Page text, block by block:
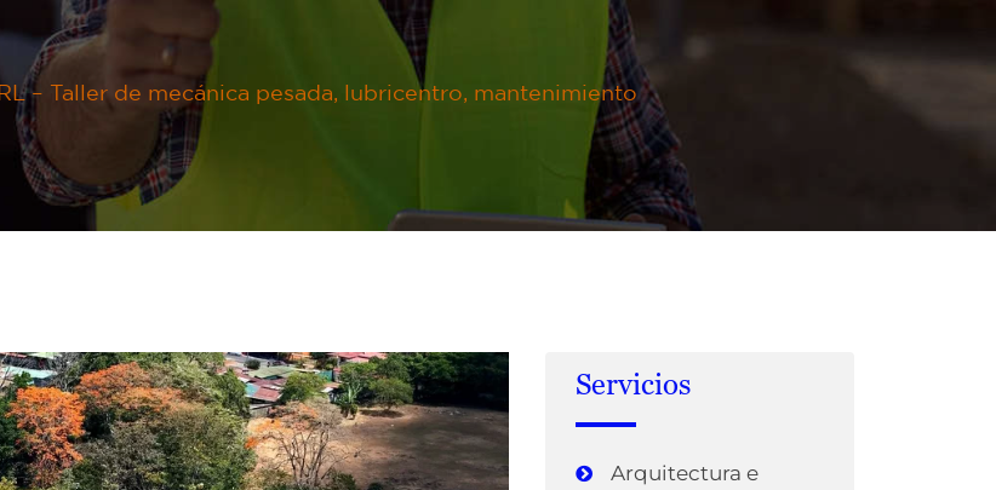
– Taller de mecánica pesada, lubricentro, mantenimiento
Servicios
Arquitectura e